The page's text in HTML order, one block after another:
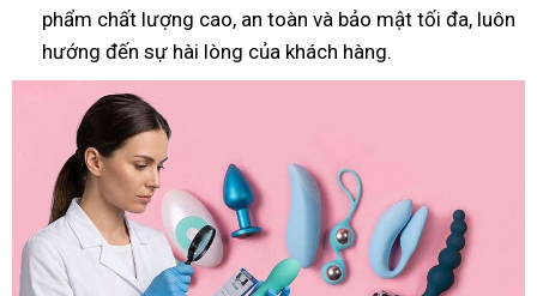
phẩm chất lượng cao, an toàn và bảo mật tối đa, luôn
hướng đến sự hài lòng của khách hàng.